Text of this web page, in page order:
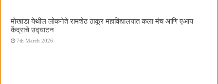
मोखाडा येथील लोकनेते रामशेठ ठाकूर महाविद्यालयात कला मंच आणि एआय
केंद्राचे उद्घाटन
7th March 2026